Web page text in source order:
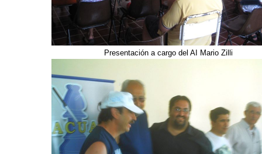
Presentación a cargo del AI Mario Zilli